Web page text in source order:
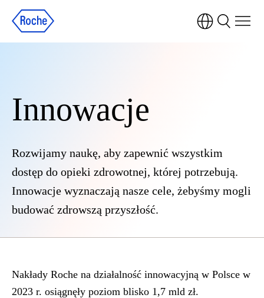
Innowacje
Rozwijamy naukę, aby zapewnić wszystkim
dostęp do opieki zdrowotnej, której potrzebują.
Innowacje wyznaczają nasze cele, żebyśmy mogli
budować zdrowszą przyszłość.
Nakłady Roche na działalność innowacyjną w Polsce w
2023 r. osiągnęły poziom blisko 1,7 mld zł.